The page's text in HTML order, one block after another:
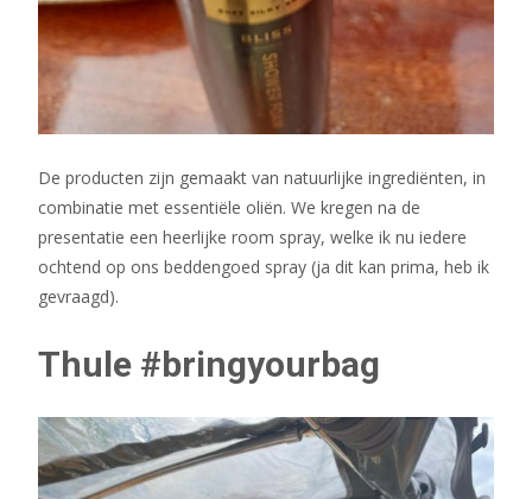
De producten zijn gemaakt van natuurlijke ingrediënten, in
combinatie met essentiële oliën. We kregen na de
presentatie een heerlijke room spray, welke ik nu iedere
ochtend op ons beddengoed spray (ja dit kan prima, heb ik
gevraagd).
Thule #bringyourbag